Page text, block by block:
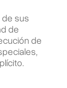
de sus
de
de